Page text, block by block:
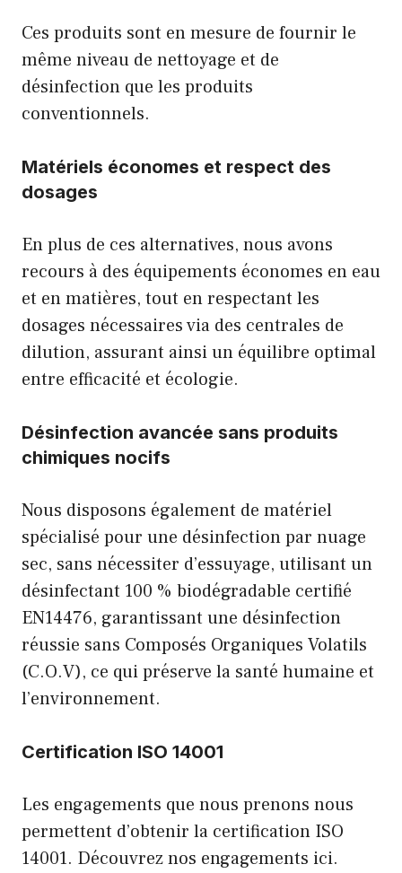
Ces produits sont en mesure de fournir le
même niveau de nettoyage et de
désinfection que les produits
conventionnels.
Matériels économes et respect des
dosages
En plus de ces alternatives, nous avons
recours à des équipements économes en eau
et en matières, tout en respectant les
dosages nécessaires via des centrales de
dilution, assurant ainsi un équilibre optimal
entre efficacité et écologie.
Désinfection avancée sans produits
chimiques nocifs
Nous disposons également de matériel
spécialisé pour une désinfection par nuage
sec, sans nécessiter d’essuyage, utilisant un
désinfectant 100 % biodégradable certifié
EN14476, garantissant une désinfection
réussie sans Composés Organiques Volatils
(C.O.V), ce qui préserve la santé humaine et
l’environnement.
Certification ISO 14001
Les engagements que nous prenons nous
permettent d’obtenir la certification ISO
14001. Découvrez nos engagements ici.